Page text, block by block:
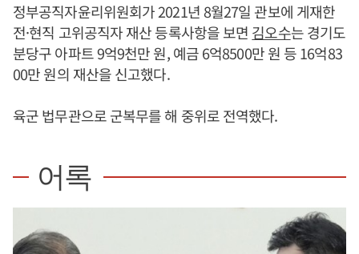
정부공직자윤리위원회가 2021년 8월27일 관보에 게재한
전·현직 고위공직자 재산 등록사항을 보면 김오수는 경기도
분당구 아파트 9억9천만 원, 예금 6억8500만 원 등 16억83
00만 원의 재산을 신고했다.
육군 법무관으로 군복무를 해 중위로 전역했다.
어록